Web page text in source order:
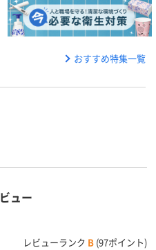
おすすめ特集一覧
ュー
レビューランク B (97ポイント)